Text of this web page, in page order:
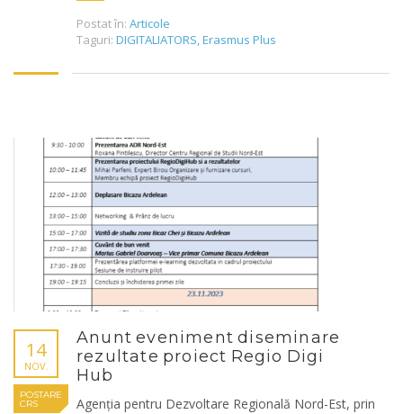
Postat în: Articole
Taguri: DIGITALIATORS,Erasmus Plus
14
NOV.
POSTARE
CRS
Anunt eveniment diseminare
rezultate proiect Regio Digi
Hub
Agenția pentru Dezvoltare Regională Nord-Est, prin